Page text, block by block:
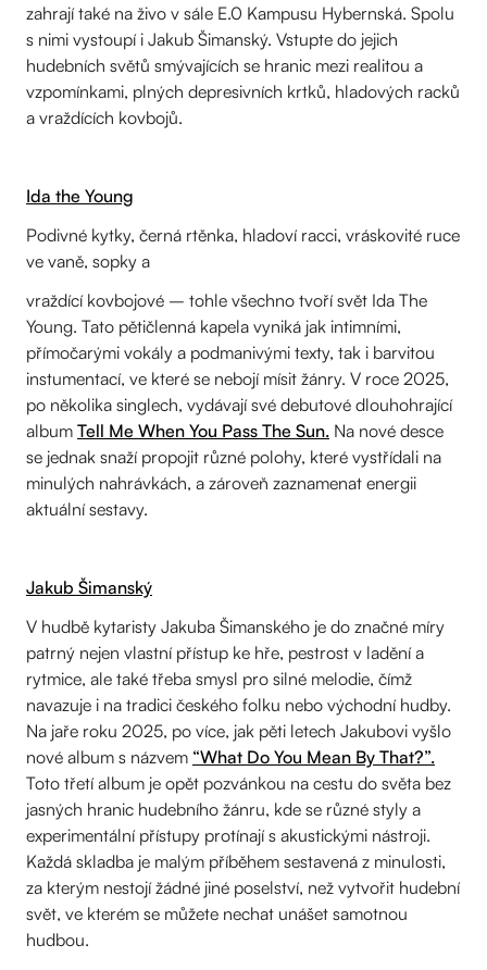
zahrají také na živo v sále E.0 Kampusu Hybernská. Spolu
s nimi vystoupí i Jakub Šimanský. Vstupte do jejich
hudebních světů smývajících se hranic mezi realitou a
vzpomínkami, plných depresivních krtků, hladových racků
a vraždících kovbojů.
Ida the Young
Podivné kytky, černá rtěnka, hladoví racci, vráskovité ruce
ve vaně, sopky a
vraždící kovbojové – tohle všechno tvoří svět Ida The
Young. Tato pětičlenná kapela vyniká jak intimními,
přímočarými vokály a podmanivými texty, tak i barvitou
instumentací, ve které se nebojí mísit žánry. V roce 2025,
po několika singlech, vydávají své debutové dlouhohrající
album Tell Me When You Pass The Sun. Na nové desce
se jednak snaží propojit různé polohy, které vystřídali na
minulých nahrávkách, a zároveň zaznamenat energii
aktuální sestavy.
Jakub Šimanský
V hudbě kytaristy Jakuba Šimanského je do značné míry
patrný nejen vlastní přístup ke hře, pestrost v ladění a
rytmice, ale také třeba smysl pro silné melodie, čímž
navazuje i na tradici českého folku nebo východní hudby.
Na jaře roku 2025, po více, jak pěti letech Jakubovi vyšlo
nové album s názvem “What Do You Mean By That?”.
Toto třetí album je opět pozvánkou na cestu do světa bez
jasných hranic hudebního žánru, kde se různé styly a
experimentální přístupy protínají s akustickými nástroji.
Každá skladba je malým příběhem sestavená z minulosti,
za kterým nestojí žádné jiné poselství, než vytvořit hudební
svět, ve kterém se můžete nechat unášet samotnou
hudbou.